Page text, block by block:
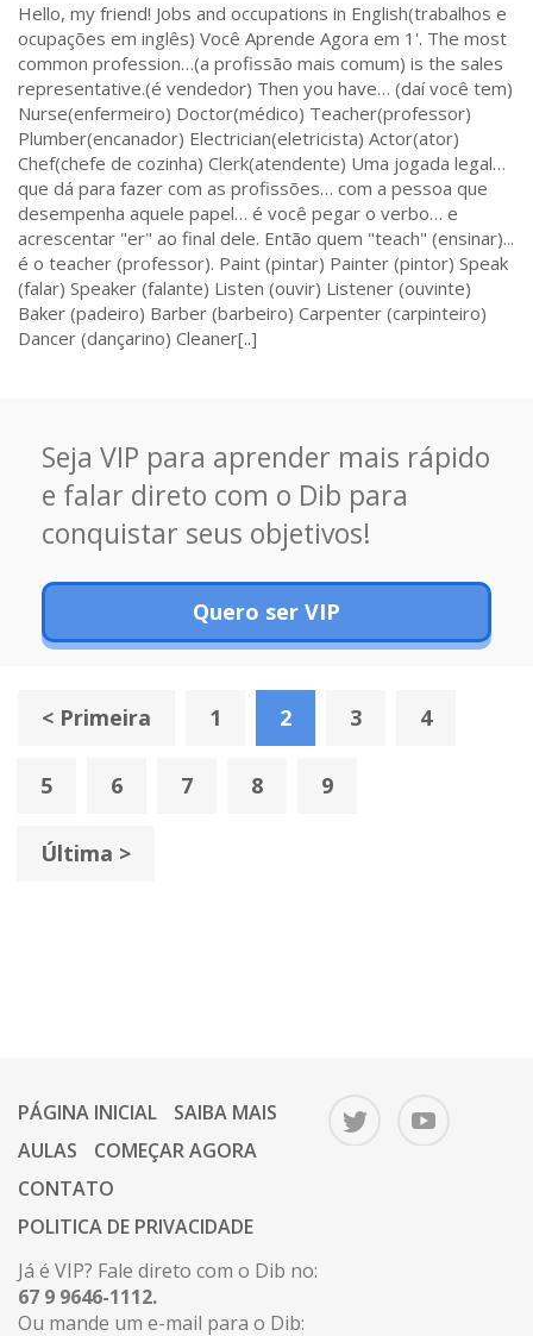
Hello, my friend! Jobs and occupations in English(trabalhos e
ocupações em inglês) Você Aprende Agora em 1'. The most
common profession…(a profissão mais comum) is the sales
representative.(é vendedor) Then you have… (daí você tem)
Nurse(enfermeiro) Doctor(médico) Teacher(professor)
Plumber(encanador) Electrician(eletricista) Actor(ator)
Chef(chefe de cozinha) Clerk(atendente) Uma jogada legal…
que dá para fazer com as profissões… com a pessoa que
desempenha aquele papel… é você pegar o verbo… e
acrescentar "er" ao final dele. Então quem "teach" (ensinar)...
é o teacher (professor). Paint (pintar) Painter (pintor) Speak
(falar) Speaker (falante) Listen (ouvir) Listener (ouvinte)
Baker (padeiro) Barber (barbeiro) Carpenter (carpinteiro)
Dancer (dançarino) Cleaner[..]
Seja VIP para aprender mais rápido
e falar direto com o Dib para
conquistar seus objetivos!
Quero ser VIP
< Primeira 1 2 3 4
5 6 7 8 9
Última >
PÁGINA INICIAL
SAIBA MAIS
AULAS
COMEÇAR AGORA
CONTATO
POLITICA DE PRIVACIDADE
Já é VIP? Fale direto com o Dib no:
67 9 9646-1112.
Ou mande um e-mail para o Dib: